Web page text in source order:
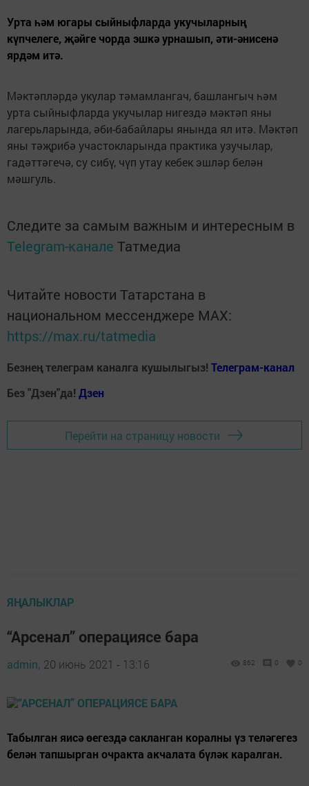
Урта һәм югары сыйныфларда укучыларның
күпчелеге, җәйге чорда эшкә урнашып, әти-әнисенә
ярдәм итә.
Мәктәпләрдә укулар тәмамлангач, башлангыч һәм
урта сыйныфларда укучылар нигездә мәктәп яны
лагерьларында, әби-бабайлары янында ял итә. Мәктәп
яны тәҗрибә участокларында практика узучылар,
гадәттәгечә, су сибү, чүп утау кебек эшләр белән
мәшгуль.
Следите за самым важным и интересным в
Telegram-канале Татмедиа
Читайте новости Татарстана в
национальном мессенджере MАХ:
https://max.ru/tatmedia
Безнең телеграм каналга кушылыгыз! Телеграм-канал
Без "Дзен"да! Дзен
Перейти на страницу новости
ЯҢАЛЫКЛАР
“Арсенал” операциясе бара
admin, 20 июнь 2021 - 13:16 862 0 0
Табыл­ган яисә өегездә сакланган коралны үз теләгегез
белән тапшырган очракта акчалата бүләк каралган.